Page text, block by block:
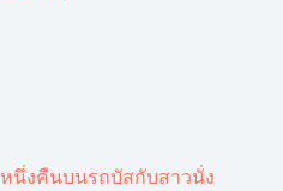
หนึ่งคืนบนรถบัสกับสาวนั่ง